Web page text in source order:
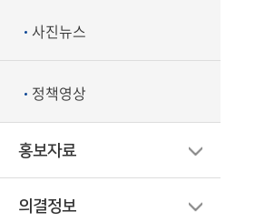
사진뉴스
정책영상
홍보자료
의결정보